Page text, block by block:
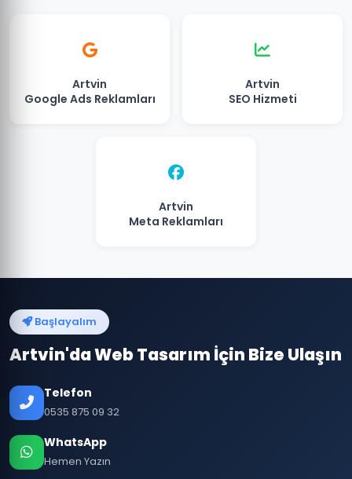
Artvin
Google Ads Reklamları
Artvin
SEO Hizmeti
Artvin
Meta Reklamları
Başlayalım
Artvin'da Web Tasarım İçin Bize Ulaşın
Telefon
0535 875 09 32
WhatsApp
Hemen Yazın